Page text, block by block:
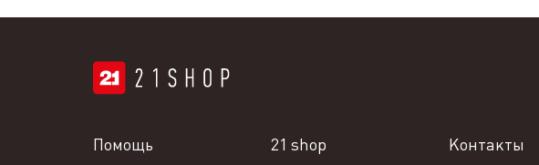
21 shop
Помощь Контакты